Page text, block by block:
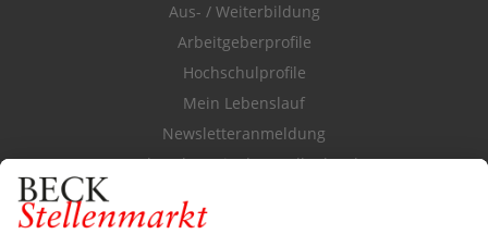
Aus- / Weiterbildung
Arbeitgeberprofile
Hochschulprofile
Mein Lebenslauf
Newsletteranmeldung
Durchsuchen Sie den Stellenkatalog
FÜR ARBEITGEBER